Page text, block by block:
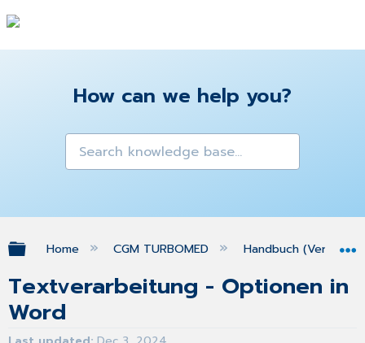
How can we help you?
Expand/collapse global hierarchy
Home CGM TURBOMED Handbuch (Version
Textverarbeitung - Optionen in
Word